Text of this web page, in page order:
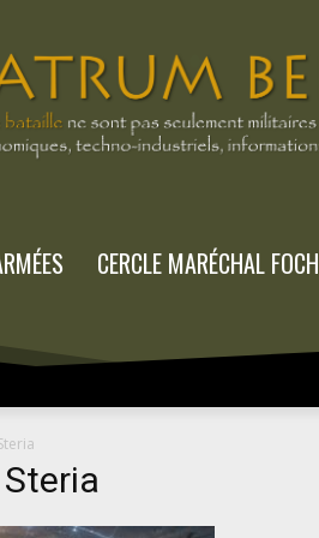
CERCLE MARÉCHAL FOCH